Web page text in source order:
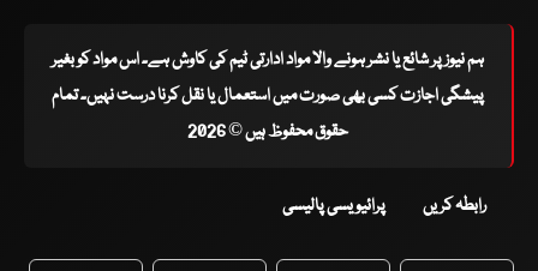
ہم نیوز پر شائع یا نشر ہونے والا مواد ادارتی ٹیم کی کاوش ہے۔ اس مواد کو بغیر
پیشگی اجازت کسی بھی صورت میں استعمال یا نقل کرنا درست نہیں۔ تمام
حقوق محفوظ ہیں © 2026
رابطہ کریں پرائیویسی پالیسی